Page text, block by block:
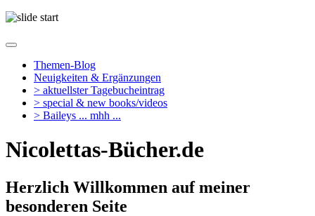
Themen-Blog
Neuigkeiten & Ergänzungen
> aktuellster Tagebucheintrag
> special & new books/videos
> Baileys ... mhh ...
Nicolettas-Bücher.de
Herzlich Willkommen auf meiner
besonderen Seite